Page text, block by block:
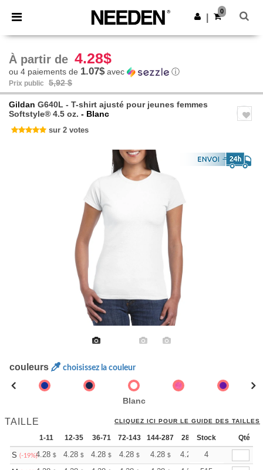
× Appli Needen
Meilleurs prix sur l’app !
Obtenir l'appli
0
À partir de 4.28$
ou 4 paiements de 1.07$avec ⓘ
Prix public 5,92 $
Gildan G640L - T-shirt ajusté pour jeunes femmes
Softstyle® 4.5 oz. - Blanc
sur 2 votes
couleurs choisissez la couleur
Blanc
TAILLE CLIQUEZ ICI POUR LE GUIDE DES TAILLES
1-11 12-35 36-71 72-143 144-287 288 + Plus
Stock Qté
S (-19%)4.28 $ 4.28 $ 4.28 $ 4.28 $ 4.28 $ 4.28
4